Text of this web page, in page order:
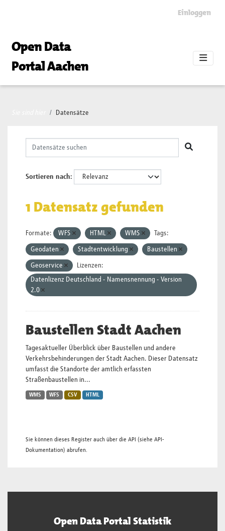
Einloggen
Open Data
Portal Aachen
Datensätze
Sortieren nach
1 Datensatz gefunden
Formate: WFS HTML WMS Tags:
Geodaten Stadtentwicklung Baustellen
Geoservice
Lizenzen:
Datenlizenz Deutschland - Namensnennung - Version
2.0
Baustellen Stadt Aachen
Tagesaktueller Überblick über Baustellen und andere
Verkehrsbehinderungen der Stadt Aachen. Dieser Datensatz
umfasst die Standorte der amtlich erfassten
Straßenbaustellen in...
WMS WFS CSV HTML
Sie können dieses Register auch über die API (siehe API-
Dokumentation) abrufen.
Open Data Portal Statistik